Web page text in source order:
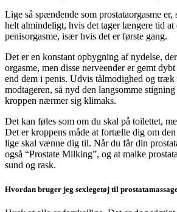
Lige så spændende som prostataorgasme
helt almindeligt, hvis det tager længere tid at
penisorgasme, især hvis det er første gang.
Det er en konstant opbygning af nydelse,
orgasme, men disse nerveender er gemt
end dem i penis. Udvis tålmodighed og
modtageren, så nyd den langsomme
kroppen nærmer sig klimaks.
Det kan føles som om du skal på toilettet,
Det er kroppens måde at fortælle dig om
lige skal vænne dig til. Når du får din
også “Prostate Milking”, og at malke
sund og rask.
Hvordan bruger jeg sexlegetøj til